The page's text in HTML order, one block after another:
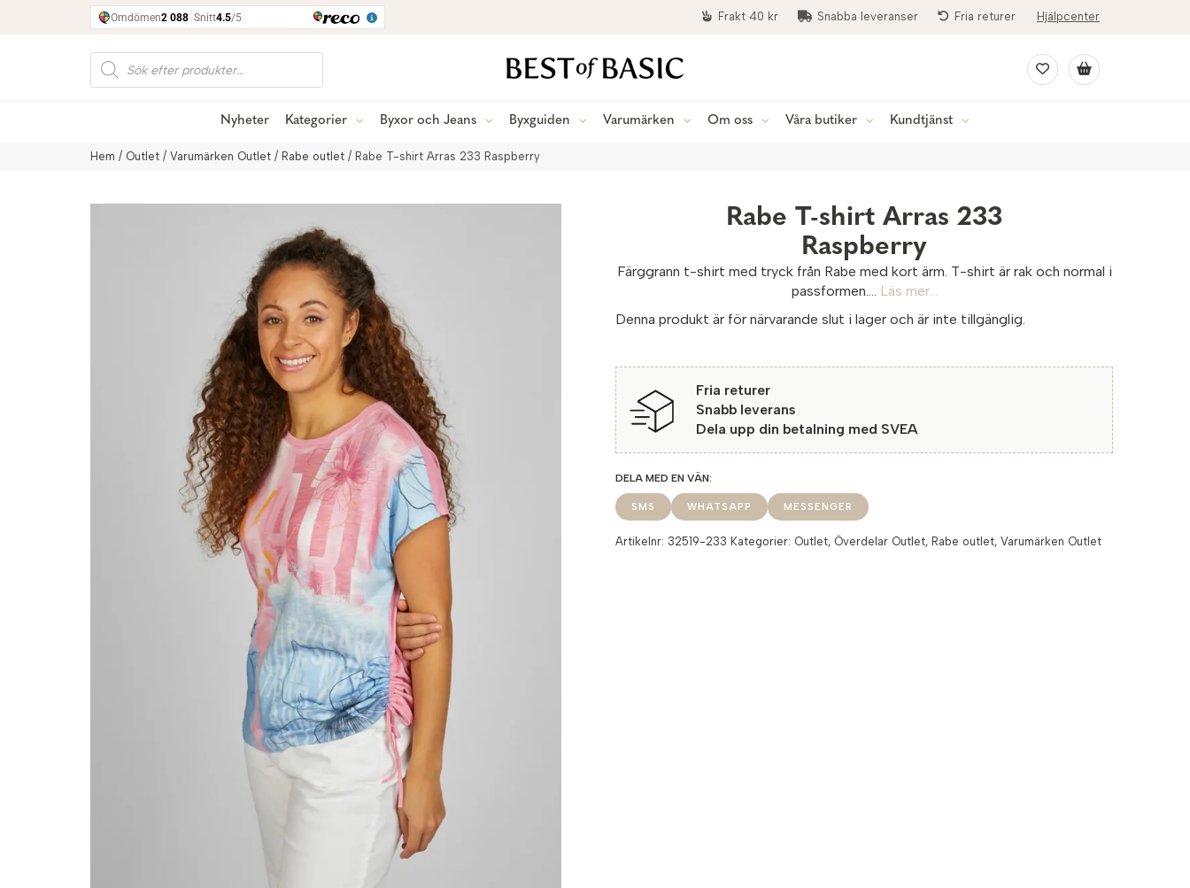
Frakt 40 kr Snabba leveranser Fria returer Hjälpcenter
Produktsökning
Nyheter Kategorier Byxor och Jeans Byxguiden Varumärken Om oss Våra butiker Kundtjänst
Hem / Outlet / Varumärken Outlet / Rabe outlet / Rabe T-shirt Arras 233 Raspberry
Rabe T-shirt Arras 233
Raspberry
Färggrann t-shirt med tryck från Rabe med kort ärm. T-shirt är rak och normal i
passformen.... Läs mer...
Denna produkt är för närvarande slut i lager och är inte tillgänglig.
Fria returer
Snabb leverans
Dela upp din betalning med SVEA
SMS WHATSAPP MESSENGER
Artikelnr: 32519-233 Kategorier: Outlet, Överdelar Outlet, Rabe outlet,Varumärken Outlet